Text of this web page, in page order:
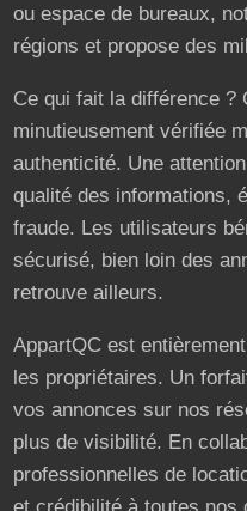
ou espace de bureaux,
régions et propose des
Ce qui fait la différence ?
minutieusement vérifiée
authenticité. Une
qualité des informations,
fraude. Les utilisateurs
sécurisé, bien loin des
retrouve ailleurs.
AppartQC est
les propriétaires. Un
vos annonces sur nos
plus de visibilité. En
professionnelles de